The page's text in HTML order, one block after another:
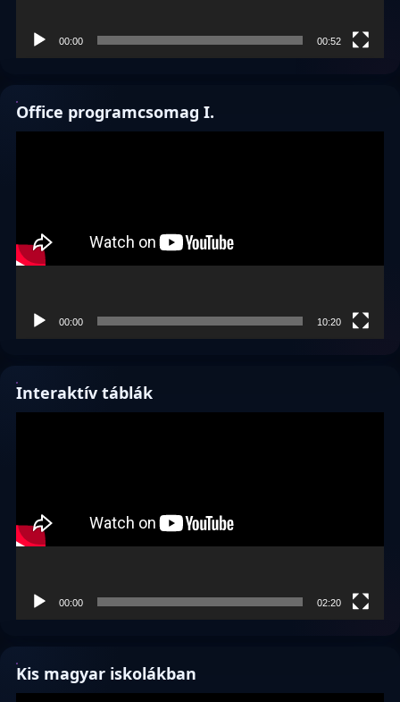
00:00 00:52
Office programcsomag I.
00:00 10:20
Interaktív táblák
00:00 02:20
Kis magyar iskolákban